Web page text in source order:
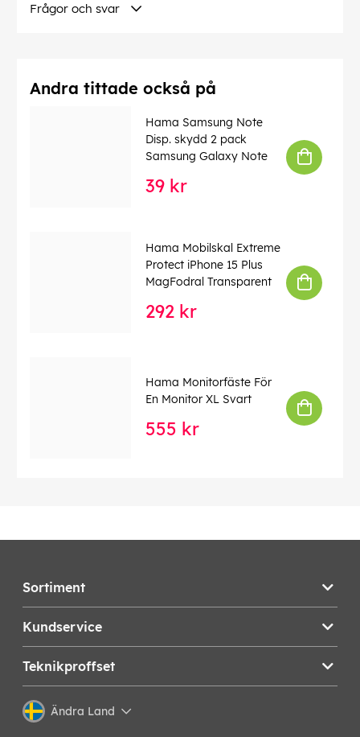
Frågor och svar
Andra tittade också på
Hama Samsung Note
Disp. skydd 2 pack
Samsung Galaxy Note
39 kr
Hama Mobilskal Extreme
Protect iPhone 15 Plus
MagFodral Transparent
292 kr
Hama Monitorfäste För
En Monitor XL Svart
555 kr
Sortiment
Kundservice
Teknikproffset
Ändra Land